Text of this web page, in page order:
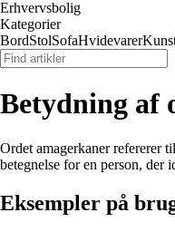
Erhvervsbolig
Kategorier
BordStolSofaHvidevarer
Betydning af
Ordet amagerkaner refererer
betegnelse for en person, der
Eksempler på